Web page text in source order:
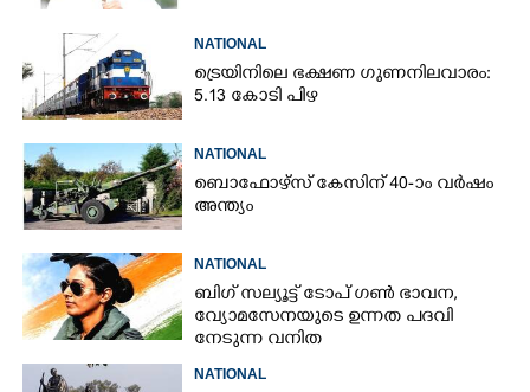
NATIONAL
ട്രെയിനിലെ ഭക്ഷണ ഗുണനിലവാരം:
5.13 കോടി പിഴ
NATIONAL
ബൊഫോഴ്സ് കേസിന് 40-ാം വ‌ർഷം
അന്ത്യം
NATIONAL
ബിഗ് സല്യൂട്ട് ടോപ് ഗൺ ഭാവന,​
വ്യോമസേനയുടെ ഉന്നത പദവി
നേടുന്ന വനിത
NATIONAL